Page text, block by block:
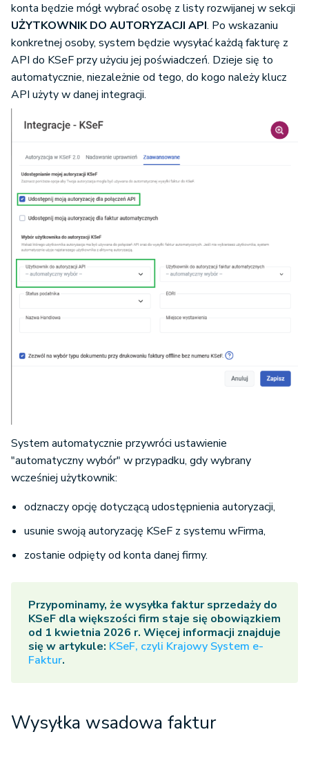
konta będzie mógł wybrać osobę z listy rozwijanej w sekcji
UŻYTKOWNIK DO AUTORYZACJI API. Po wskazaniu
konkretnej osoby, system będzie wysyłać każdą fakturę z
API do KSeF przy użyciu jej poświadczeń. Dzieje się to
automatycznie, niezależnie od tego, do kogo należy klucz
API użyty w danej integracji.
System automatycznie przywróci ustawienie
"automatyczny wybór" w przypadku, gdy wybrany
wcześniej użytkownik:
odznaczy opcję dotyczącą udostępnienia autoryzacji,
usunie swoją autoryzację KSeF z systemu wFirma,
zostanie odpięty od konta danej firmy.
Przypominamy, że wysyłka faktur sprzedaży do
KSeF dla większości firm staje się obowiązkiem
od 1 kwietnia 2026 r. Więcej informacji znajduje
się w artykule: KSeF, czyli Krajowy System e-
Faktur.
Wysyłka wsadowa faktur